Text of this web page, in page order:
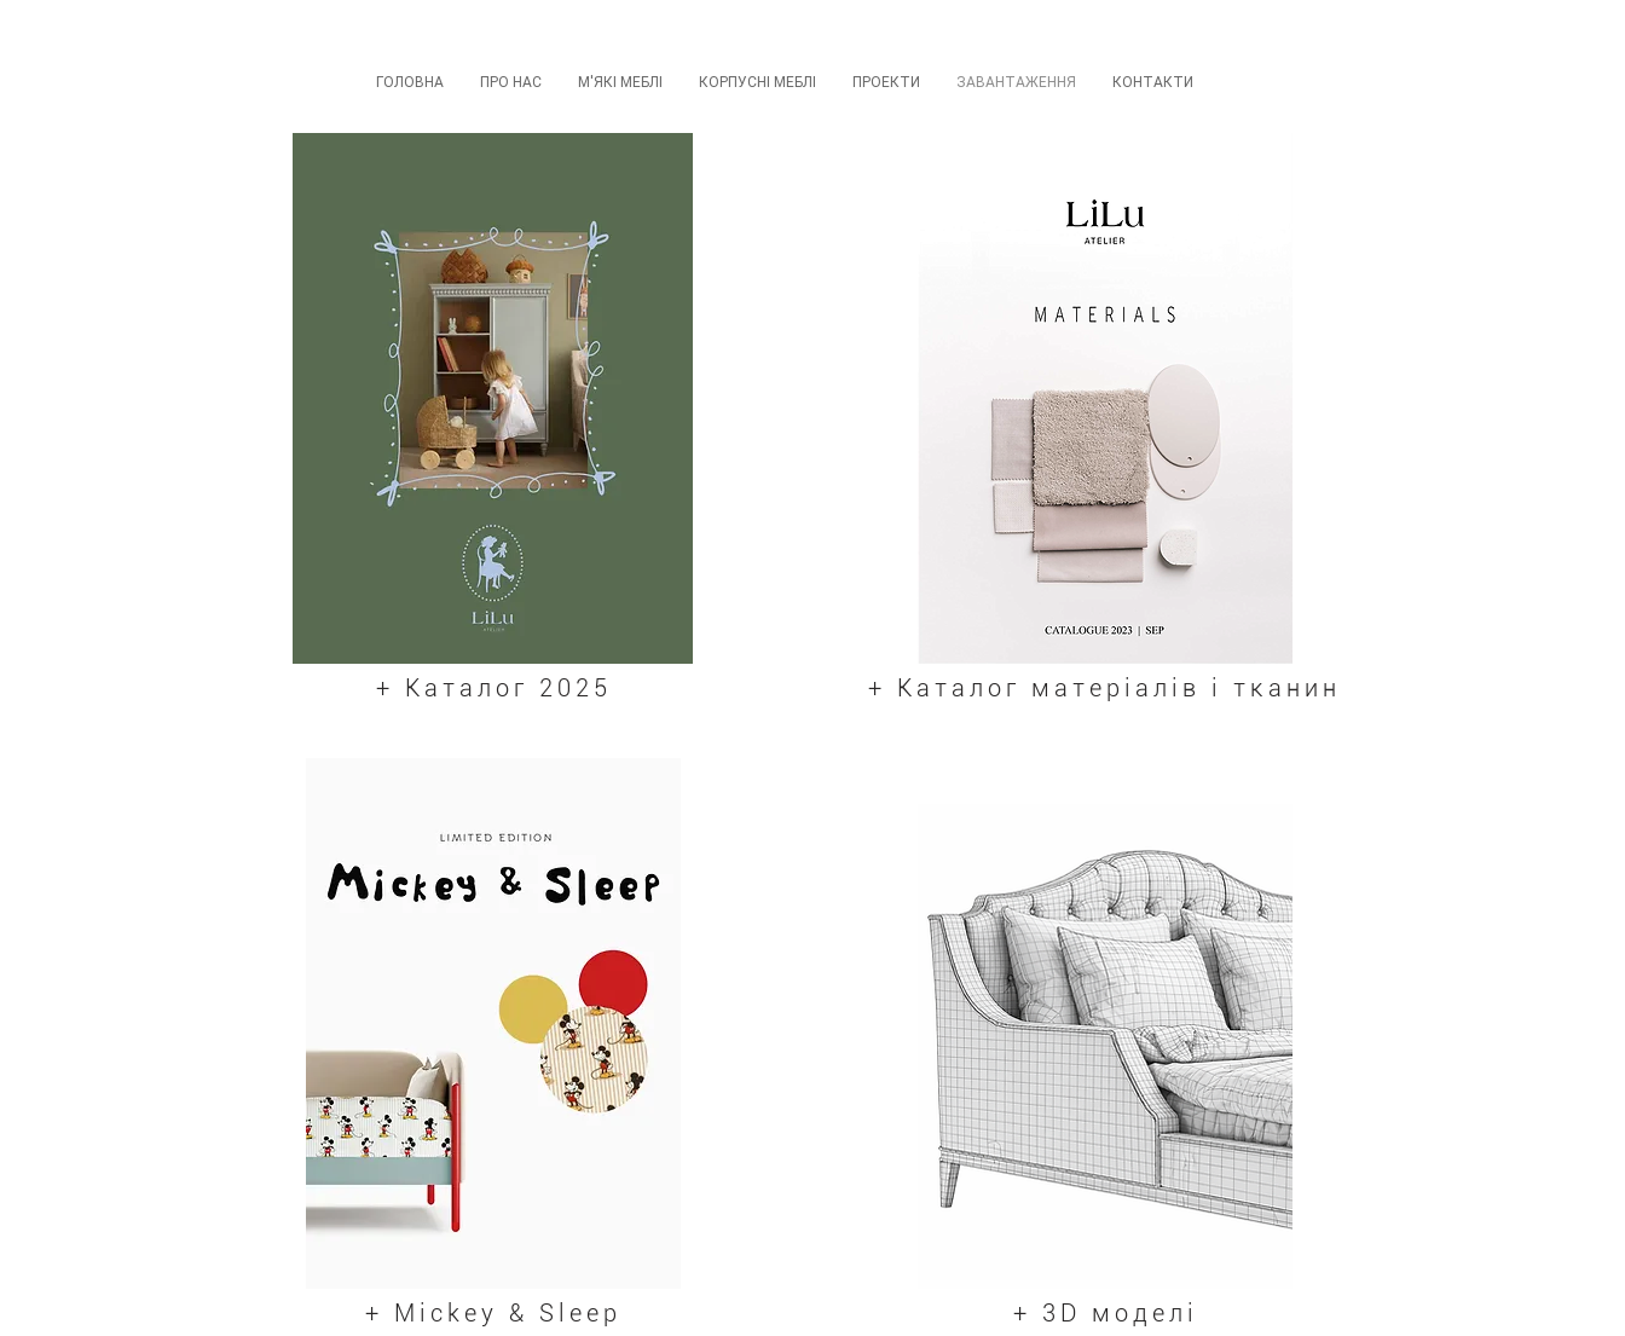
ГОЛОВНА ПРО НАС М'ЯКІ МЕБЛІ КОРПУСНІ МЕБЛІ ПРОЕКТИ ЗАВАНТАЖЕННЯ КОНТАКТИ
+ Каталог 2025
+ Mickey & Sleep
+ Каталог матеріалів і тканин
+ 3D моделі